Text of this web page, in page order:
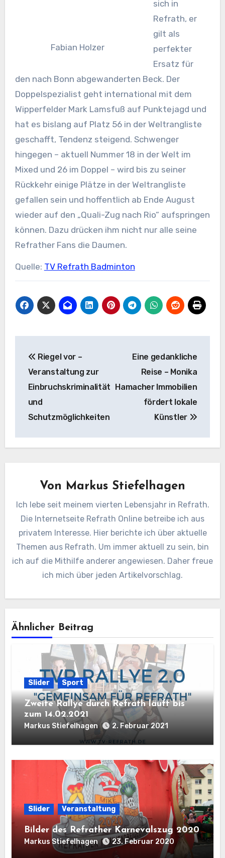
Fabian Holzer
sich in
Refrath, er
gilt als
perfekter
Ersatz für
den nach Bonn abgewanderten Beck. Der
Doppelspezialist geht international mit dem
Wipperfelder Mark Lamsfuß auf Punktejagd und
hat es bislang auf Platz 56 in der Weltrangliste
geschafft, Tendenz steigend. Schwenger
hingegen – aktuell Nummer 18 in der Welt im
Mixed und 26 im Doppel – wird bis zu seiner
Rückkehr einige Plätze in der Weltrangliste
gefallen sein und hoffentlich ab Ende August
wieder auf den „Quali-Zug nach Rio“ aufspringen
können. Dazu drücken ihm nicht nur alle seine
Refrather Fans die Daumen.
Quelle: TV Refrath Badminton
Riegel vor –
Veranstaltung zur
Einbruchskriminalität
und
Schutzmöglichkeiten
Eine gedankliche
Reise – Monika
Hamacher Immobilien
fördert lokale
Künstler
Von Markus Stiefelhagen
Ich lebe seit meinem vierten Lebensjahr in Refrath.
Die Internetseite Refrath Online betreibe ich aus
privatem Interesse. Hier berichte ich über aktuelle
Themen aus Refrath. Um immer aktuell zu sein, bin
ich auf die Mithilfe anderer angewiesen. Daher freue
ich mich über jeden Artikelvorschlag.
Ähnlicher Beitrag
Slider Sport
Zweite Rallye durch Refrath läuft bis
zum 14.02.2021
Markus Stiefelhagen 2. Februar 2021
Slider Veranstaltung
Bilder des Refrather Karnevalszug 2020
Markus Stiefelhagen 23. Februar 2020